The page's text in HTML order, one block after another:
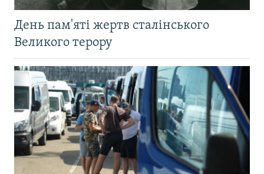
День пам'яті жертв сталінського
Великого терору